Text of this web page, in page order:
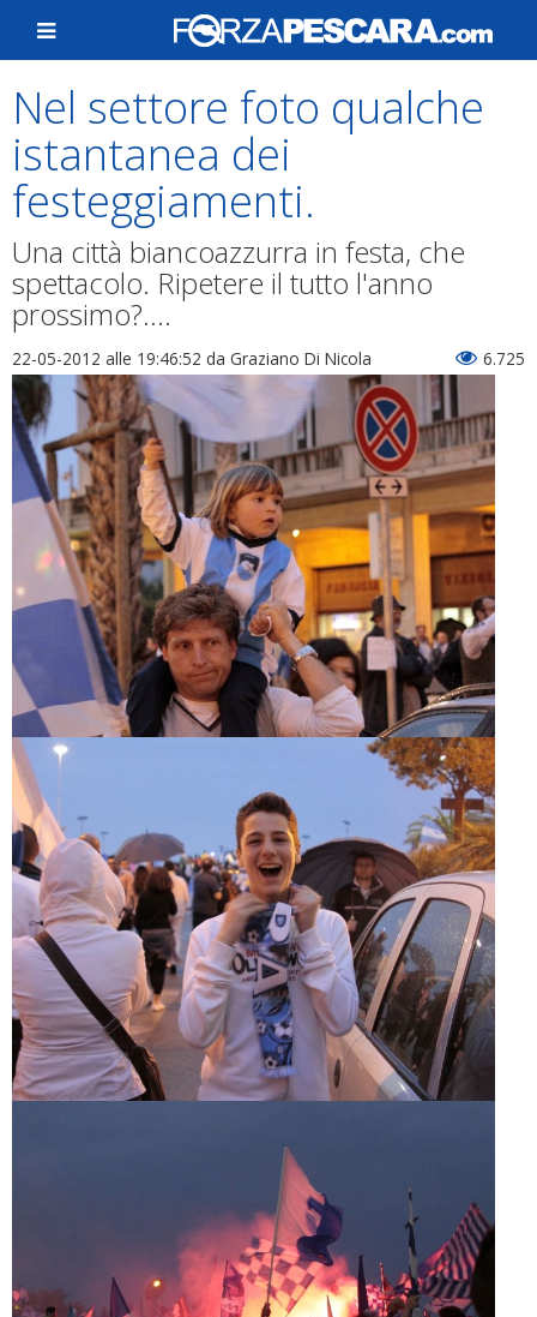
Nel settore foto qualche
istantanea dei
festeggiamenti.
Una città biancoazzurra in festa, che
spettacolo. Ripetere il tutto l'anno
prossimo?....
22-05-2012 alle 19:46:52 da Graziano Di Nicola 6.725